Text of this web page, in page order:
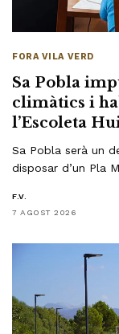
FORA VILA VERD
Sa Pobla
climàtics i
l’Escoleta
Sa Pobla serà un
disposar d’un Pla
F.V.
7 AGOST 2026